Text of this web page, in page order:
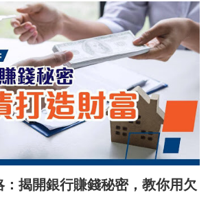
揭開銀行賺錢秘密，教你用欠